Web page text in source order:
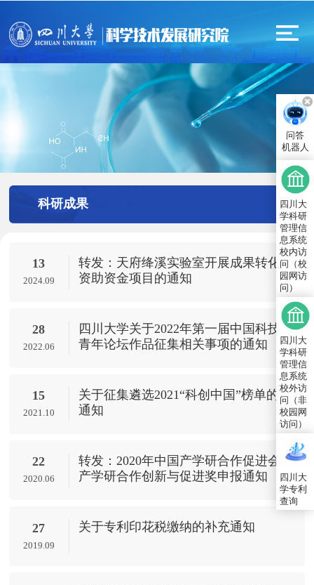
科研成果
13
2024.09
转发：天府绛溪实验室开展成果转化
资助资金项目的通知
28
2022.06
四川大学关于2022年第一届中国科技
青年论坛作品征集相关事项的通知
15
2021.10
关于征集遴选2021“科创中国”榜单的
通知
22
2020.06
转发：2020年中国产学研合作促进会
产学研合作创新与促进奖申报通知
27
2019.09
关于专利印花税缴纳的补充通知
问答
机器人
四川大
学科研
管理信
息系统
校内访
问（校
园网访
问）
四川大
学科研
管理信
息系统
校外访
问（非
校园网
访问）
四川大
学专利
查询